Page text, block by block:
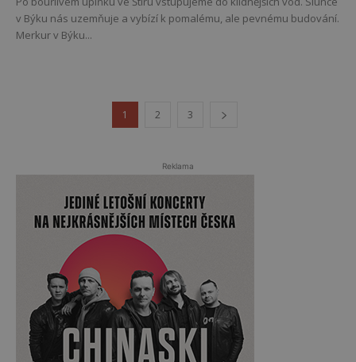
v Býku nás uzemňuje a vybízí k pomalému, ale pevnému budování.
Merkur v Býku...
1 2 3
Reklama